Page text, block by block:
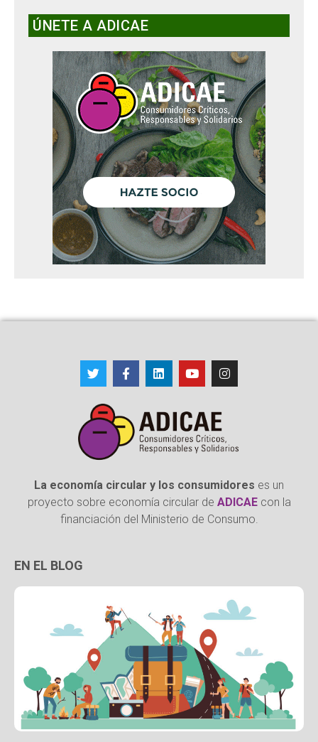
ÚNETE A ADICAE
La economía circular y los consumidores es un
proyecto sobre economía circular de ADICAEcon la
financiación del Ministerio de Consumo.
EN EL BLOG